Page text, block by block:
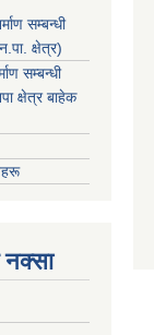
सम्बन्धी
क्षेत्र)
सम्बन्धी
क्षेत्र बाहेक
नक्सा